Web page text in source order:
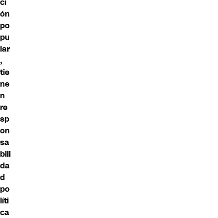
ón
po
pu
lar
,
tie
ne
n
re
sp
on
sa
bili
da
d
po
líti
ca